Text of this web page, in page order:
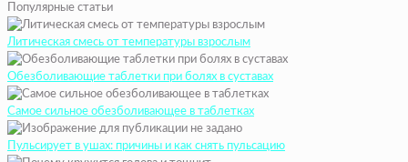
Популярные статьи
Литическая смесь от температуры взрослым
Обезболивающие таблетки при болях в суставах
Самое сильное обезболивающее в таблетках
Пульсирует в ушах: причины и как снять пульсацию